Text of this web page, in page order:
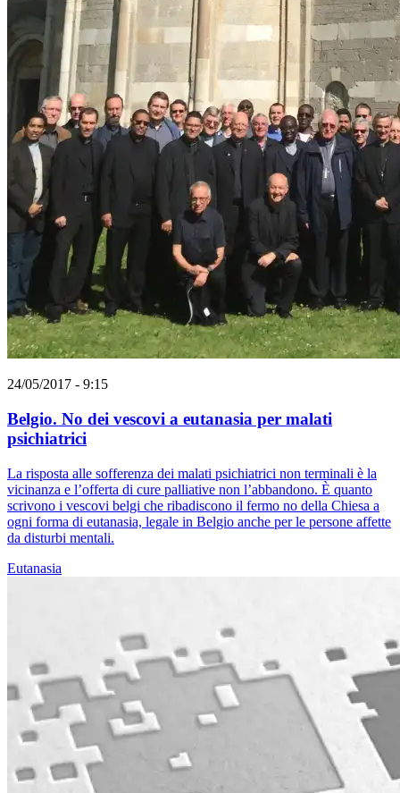
24/05/2017 - 9:15
Belgio. No dei vescovi a eutanasia per malati
psichiatrici
La risposta alle sofferenza dei malati psichiatrici non terminali è la
vicinanza e l’offerta di cure palliative non l’abbandono. È quanto
scrivono i vescovi belgi che ribadiscono il fermo no della Chiesa a
ogni forma di eutanasia, legale in Belgio anche per le persone affette
da disturbi mentali.
Eutanasia